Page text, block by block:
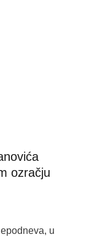
ozračju
u